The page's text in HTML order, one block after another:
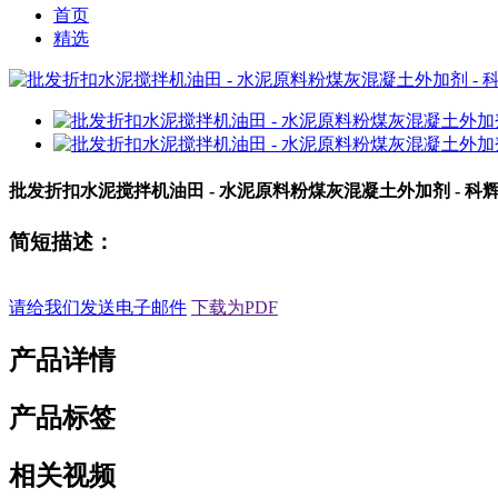
首页
精选
批发折扣水泥搅拌机油田 - 水泥原料粉煤灰混凝土外加剂 - 科
简短描述：
请给我们发送电子邮件 下载为PDF
产品详情
产品标签
相关视频